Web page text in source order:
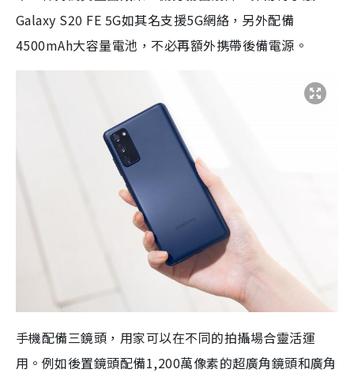
Galaxy S20 FE 5G如其名支援5G網絡，另外配備
4500mAh大容量電池，不必再額外携帶後備電源。
手機配備三鏡頭，用家可以在不同的拍攝場合靈活運
用。例如後置鏡頭配備1,200萬像素的超廣角鏡頭和廣角